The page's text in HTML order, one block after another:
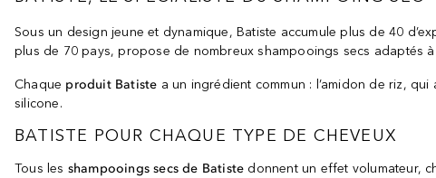
Sous un design jeune et dynamique, Batiste accumule plus de 40
plus de 70 pays, propose de nombreux shampooings secs adaptés
Chaque produit Batiste a un ingrédient commun : l’amidon de riz,
silicone.
BATISTE POUR CHAQUE TYPE DE CHEVEUX
Tous les shampooings secs de Batiste donnent un effet volumateur,